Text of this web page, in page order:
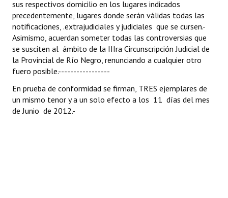
sus respectivos domicilio en los lugares indicados
precedentemente, lugares donde serán válidas todas las
notificaciones, .extrajudiciales y judiciales que se cursen.-
Asimismo, acuerdan someter todas las controversias que
se susciten al ámbito de la IIIra Circunscripción Judicial de
la Provincial de Río Negro, renunciando a cualquier otro
fuero posible.-----------------
En prueba de conformidad se firman, TRES ejemplares de
un mismo tenor y a un solo efecto a los 11 días del mes
de Junio de 2012.-